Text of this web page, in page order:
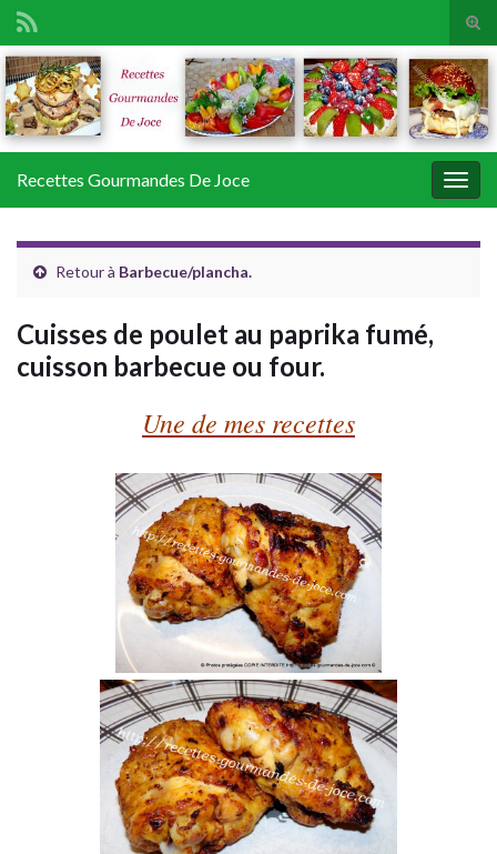
Search for:
Recettes Gourmandes De Joce
Retour à Barbecue/plancha.
Cuisses de poulet au paprika fumé,
cuisson barbecue ou four.
Une de mes recettes